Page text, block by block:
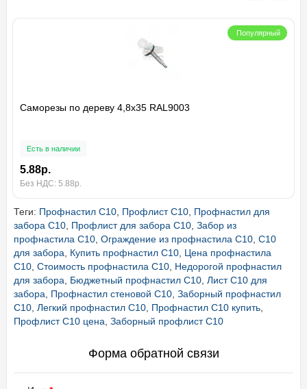
Популярный
Саморезы по дереву 4,8х35 RAL9003
Есть в наличии
5.88р.
Без НДС: 5.88р.
Теги: Профнастил С10, Профлист С10, Профнастил для
забора С10, Профлист для забора С10, Забор из
профнастила С10, Ограждение из профнастила С10, С10
для забора, Купить профнастил С10, Цена профнастила
С10, Стоимость профнастила С10, Недорогой профнастил
для забора, Бюджетный профнастил С10, Лист С10 для
забора, Профнастил стеновой С10, Заборный профнастил
С10, Легкий профнастил С10, Профнастил С10 купить,
Профлист С10 цена, Заборный профлист С10
Форма обратной связи